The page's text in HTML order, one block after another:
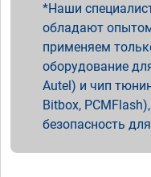
Наши
обладают
применяем
оборудование
Autel) и чип
Bitbox,
безопасность